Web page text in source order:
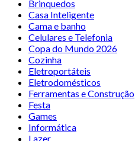
Brinquedos
Casa Inteligente
Cama e banho
Celulares e Telefonia
Copa do Mundo 2026
Cozinha
Eletroportáteis
Eletrodomésticos
Ferramentas e Construção
Festa
Games
Informática
Lazer